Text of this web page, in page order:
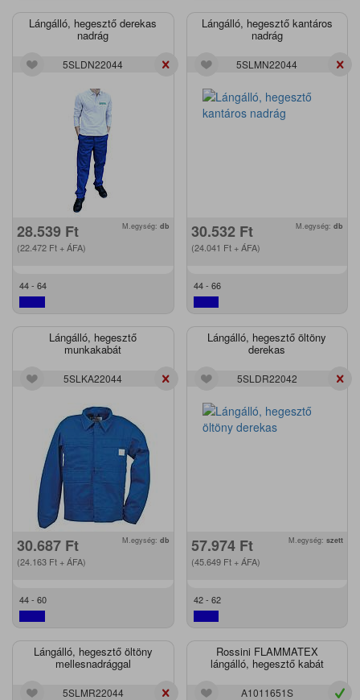
Lángálló, hegesztő derekas
nadrág
5SLDN22044
28.539 Ft
(22.472 Ft + ÁFA)
M.egység: db
44 - 64
Lángálló, hegesztő kantáros
nadrág
5SLMN22044
30.532 Ft
(24.041 Ft+ ÁFA)
M.egység: db
44 - 66
Lángálló, hegesztő
munkakabát
5SLKA22044
30.687 Ft
(24.163 Ft + ÁFA)
M.egység: db
44 - 60
Lángálló, hegesztő öltöny
derekas
5SLDR22042
57.974 Ft
(45.649 Ft+ ÁFA)
M.egység: szett
42 - 62
Lángálló, hegesztő öltöny
mellesnadrággal
5SLMR22044
Rossini FLAMMATEX
lángálló, hegesztő kabát
A1011651S